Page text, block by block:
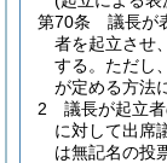
第70条
議長が
者を起立させ
する。 ただし
が定める方法
2
議長が起立
に対して出席
は無記名の投